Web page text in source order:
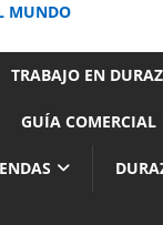
MUNDO
TRABAJO EN
GUÍA COMERCIAL